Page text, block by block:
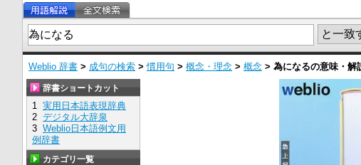
Weblio 辞書 > 成句の検索 >慣用句 > 概念・理念 > 概念 > 為になるの意味・解
辞書ショートカット
1 実用日本語表現辞典
2 デジタル大辞泉
3 Weblio日本語例文用
例辞書
カテゴリ一覧